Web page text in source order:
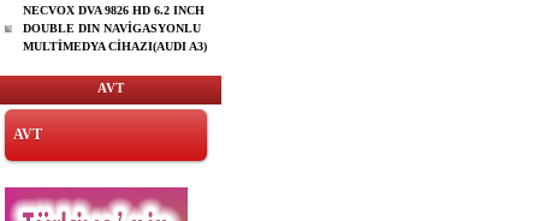
NECVOX DVA 9826 HD 6.2 INCH
DOUBLE DIN NAVİGASYONLU
MULTİMEDYA CİHAZI(AUDI A3)
AVT
AVT